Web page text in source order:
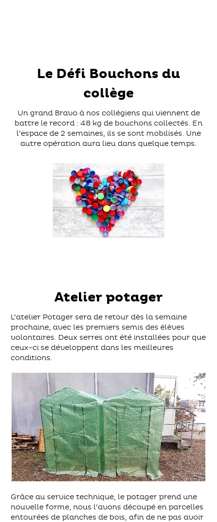
Le Défi Bouchons du
collège
Un grand Bravo à nos collégiens qui viennent de
battre le record : 48 kg de bouchons collectés. En
l’espace de 2 semaines, ils se sont mobilisés. Une
autre opération aura lieu dans quelque temps.
Atelier potager
L’atelier Potager sera de retour dès la semaine
prochaine, avec les premiers semis des élèves
volontaires. Deux serres ont été installées pour que
ceux-ci se développent dans les meilleures
conditions.
Grâce au service technique, le potager prend une
nouvelle forme, nous l’avons découpé en parcelles
entourées de planches de bois, afin de ne pas avoir